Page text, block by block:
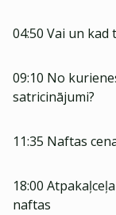
04:50 Vai un
09:10 No
satricinājumi?
11:35 Naftas
18:00
naftas